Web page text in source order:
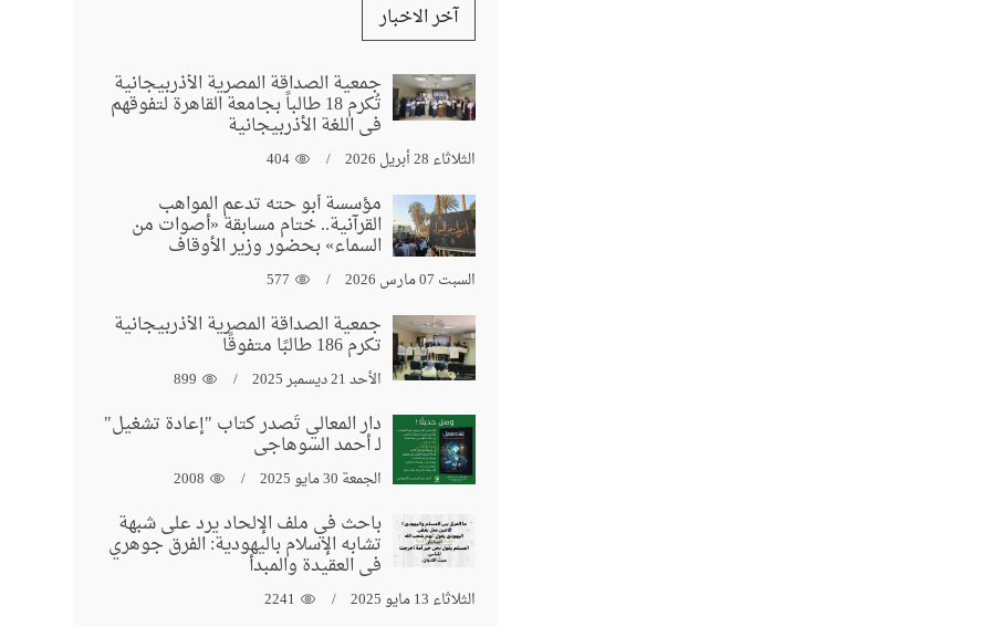
آخر الاخبار
جمعية الصداقة المصرية الأذربيجانية
تُكرم 18 طالباً بجامعة القاهرة لتفوقهم
في اللغة الأذربيجانية
الثلاثاء 28 أبريل 2026 404
مؤسسة أبو حته تدعم المواهب
القرآنية.. ختام مسابقة «أصوات من
السماء» بحضور وزير الأوقاف
السبت 07 مارس 2026 577
جمعية الصداقة المصرية الأذربيجانية
تكرم 186 طالبًا متفوقًا
الأحد 21 ديسمبر 2025 899
دار المعالي تُصدر كتاب "إعادة تشغيل"
لـ أحمد السوهاجي
الجمعة 30 مايو 2025 2008
باحث في ملف الإلحاد يرد على شبهة
تشابه الإسلام باليهودية: الفرق جوهري
في العقيدة والمبدأ
الثلاثاء 13 مايو 2025 2241